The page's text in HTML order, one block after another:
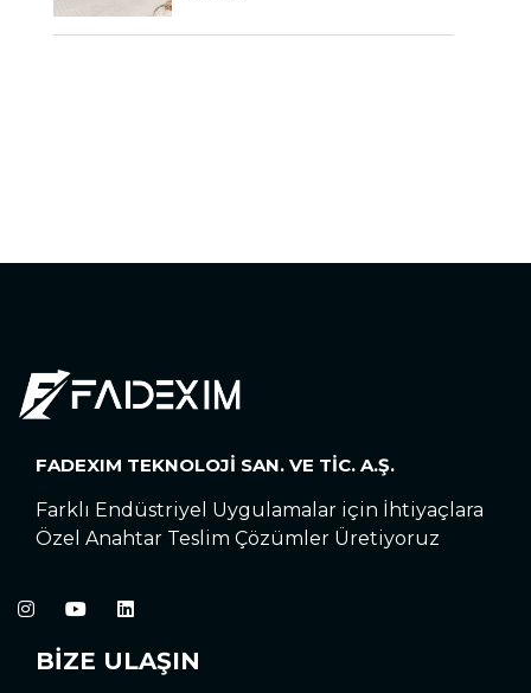
FADEXIM TEKNOLOJİ SAN. VE TİC. A.Ş.
Farklı Endüstriyel Uygulamalar için İhtiyaçlara
Özel Anahtar Teslim Çözümler Üretiyoruz
BİZE ULAŞIN